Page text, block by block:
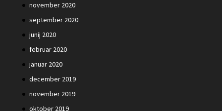
november 2020
september 2020
junij 2020
februar 2020
januar 2020
december 2019
november 2019
oktober 2019